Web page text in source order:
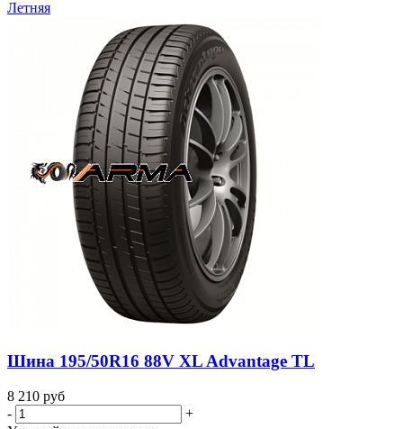
Летняя
Шина 195/50R16 88V XL Advantage TL
8 210 руб
-
+